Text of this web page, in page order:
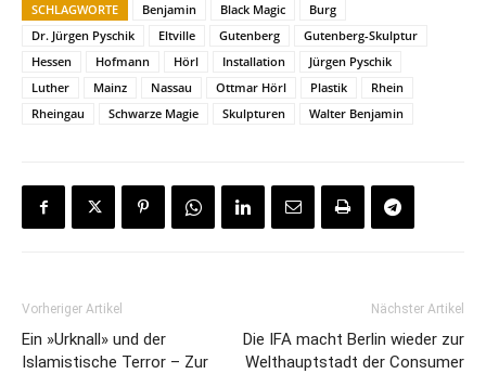
SCHLAGWORTE Benjamin Black Magic
Burg
Dr. Jürgen Pyschik
Eltville Gutenberg
Gutenberg-Skulptur
Hessen
Hofmann Hörl Installation
Jürgen Pyschik
Luther
Mainz Nassau Ottmar Hörl Plastik
Rhein
Rheingau
Schwarze Magie Skulpturen Walter Benjamin
Vorheriger Artikel
Ein »Urknall» und der
Islamistische Terror – Zur
Nächster Artikel
Die IFA macht Berlin wieder zur
Welthauptstadt der Consumer